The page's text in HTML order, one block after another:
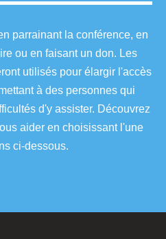
parrainant la conférence, en
ou en faisant un don. Les
utilisés pour élargir l'accès
à des personnes qui
d'y assister. Découvrez
aider en choisissant l'une
ci-dessous.